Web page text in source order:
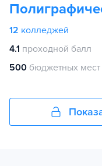
12 колледжей
4.1 проходной балл
500 бюджетных мест